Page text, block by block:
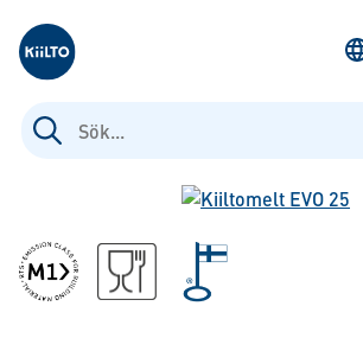
Kiilto Sweden
Sök
efter: